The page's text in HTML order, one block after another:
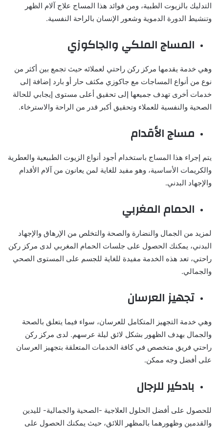
التدليك بالزيوت الطبية، ومن فوائد هذا المساج علاج آلام الظهر
وتنشيط الدورة الدموية وشعور الإنسان بالراحة النفسية.
المساج الملكي والجاكوزي
وهي خدمة يقدمها مركز ركن راحتي لعملائه حيث تجمع بين أكثر من
نوع من أنواع المساجات مع جاكوزي مكثف حار أو بارد إضافة إلى
خدمات أخرى تهدف جميعها إلى تحقيق أعلى مستوى إيجابي للحالة
الصحية والنفسية للعملاء وتحقيق أكبر قدر من الراحة والاسترخاء.
مساج الأقدام
يتم إجراء هذا المساج باستخدام أجود أنواع الزيوت الطبيعية والعطرية
والكريمات الأساسية، وهو مفيد للغاية لمن يعانون من آلام الأقدام
والإجهاد البدني.
الحمام المغربي
لمزيد من الجمال والنضارة والصحة والتخلص من الإرهاق والإجهاد
البدني، يمكنك الحصول على جلسات الحمام المغربي لدى مركز ركن
راحتي، تعد هذه الخدمة مفيدة للغاية للجسم على المستوى الصحي
والجمالي.
تجهيز العرسان
وهي خدمة التجهيز المتكامل للعرسان، سواء فيما يتعلق بالصحة
والجمال بهدف الظهور بشكل لائق ليلة عرسهم. لدى مركز ركن
راحتي فريق متخصص في كافة الخدمات المتعلقة بتجهيز العرسان
على أفضل وجه ممكن.
بادكير للرجال
للحصول على أفضل الحلول العلاجية -الصحية والجمالية- لليدين
والقدمين وظهورهما بالمظهر اللائق، حيث يمكنك الحصول على